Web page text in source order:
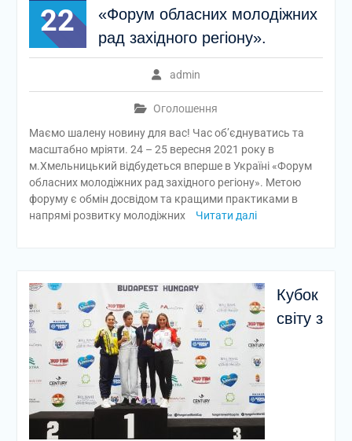
22
«Форум обласних молодіжних
рад західного регіону».
admin
Оголошення
Маємо шалену новину для вас! Час об’єднуватись та
масштабно мріяти. 24 – 25 вересня 2021 року в
м.Хмельницький відбудеться вперше в Україні «Форум
обласних молодіжних рад західного регіону». Метою
форуму є обмін досвідом та кращими практиками в
напрямі розвитку молодіжних
Читати далі
Кубок
світу з